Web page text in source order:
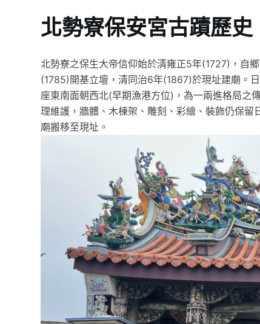
北勢寮保安宮古蹟歷史
北勢寮之保生大帝信仰始於清雍正5年(1727)，自
(1785)開基立壇，清同治6年(1867)於現址建廟。
座東南面朝西北(早期漁港方位)，為一兩進格局之
理維護，牆體、木棟架、雕刻、彩繪、裝飾仍保
廟搬移至現址。